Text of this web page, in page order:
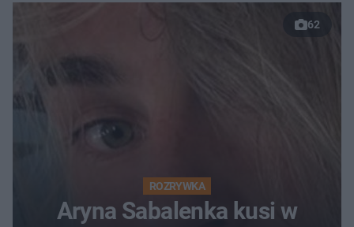
62
ROZRYWKA
Aryna Sabalenka kusi w